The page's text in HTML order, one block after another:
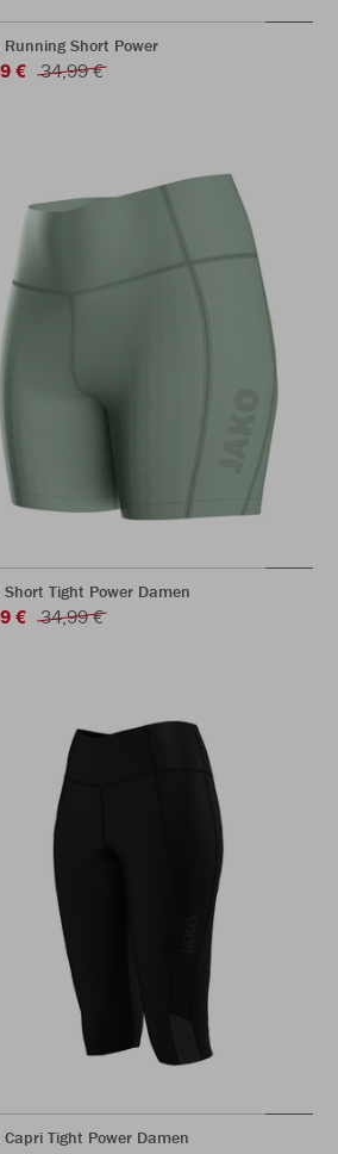
Running Short Power
€ 34,99 €
Short Tight Power Damen
€ 34,99 €
Capri Tight Power Damen